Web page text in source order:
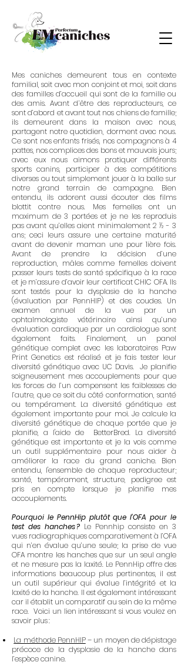
Mes caniches demeurent tous en contexte
familial, soit avec mon conjoint et moi, soit dans
des familles d’accueil qui sont de la famille ou
des amis. Avant d’être des reproducteurs, ce
sont d’abord et avant tout nos chiens de famille;
ils demeurent dans la maison avec nous,
partagent notre quotidien, dorment avec nous.
Ce sont nos enfants frisés, nos compagnons à 4
pattes, nos complices des bons et mauvais jours;
avec eux nous aimons pratiquer différents
sports canins, participer à des compétitions
diverses ou tout simplement jouer à la balle sur
notre grand terrain de campagne. Bien
entendu, ils adorent aussi écouter des films
blottit contre nous. Mes femelles ont un
maximum de 3 portées et je ne les reproduis
pas avant qu’elles aient minimalement 2 ½ - 3
ans; ceci leurs assure une certaine maturité
avant de devenir maman une pour 1ière fois.
Avant de prendre la décision d’une
reproduction, mâles comme femelles doivent
passer leurs tests de santé spécifique à la race
et je m’assure d’avoir leur certificat CHIC OFA. Ils
sont testés pour la dysplasie de la hanche
(évaluation par PennHIP) et des coudes. Un
examen annuel de la vue par un
ophtalmologiste vétérinaire ainsi qu’une
évaluation cardiaque par un cardiologue sont
également faits. Finalement, un panel
génétique complet avec les laboratoires Paw
Print Genetics est réalisé et je fais tester leur
diversité génétique avec UC Davis. Je planifie
soigneusement mes accouplements pour que
les forces de l’un compensent les faiblesses de
l’autre, que ce soit du côté conformation, santé
ou tempérament. La diversité génétique est
également importante pour moi. Je calcule la
diversité génétique de chaque portée que je
planifie, a l'aide de BetterBred. La diversité
génétique est importante et je la vois comme
un outil supplémentaire pour nous aider à
améliorer la race du grand caniche. Bien
entendu, l'ensemble de chaque reproducteur;
santé, tempérament, structure, pedigree est
pris en compte lorsque je planifie mes
accouplements.
Pourquoi le PennHip plutôt que l’OFA pour le
test des hanches ? Le Pennhip consiste en 3
vues radiographiques comparativement à l’OFA
qui n’en évalue qu’une seule; la prise de vue
OFA montre les hanches que sur un seul angle
et ne mesure pas la laxité. Le PennHip offre des
informations beaucoup plus pertinentes, il est
un outil supérieur qui évalue l’intégrité et la
laxité de la hanche. Il est également intéressant
car il établit un comparatif au sein de la même
race. Voici un lien intéressant si vous voulez en
savoir plus :
La méthode PennHIP– un moyen de dépistage
précoce de la dysplasie de la hanche dans
l’espèce canine.